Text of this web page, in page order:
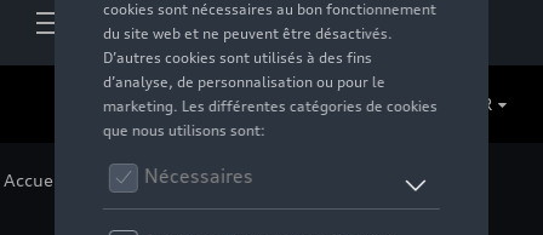
FR
Accueil Pour vous >Miniatures > Détail